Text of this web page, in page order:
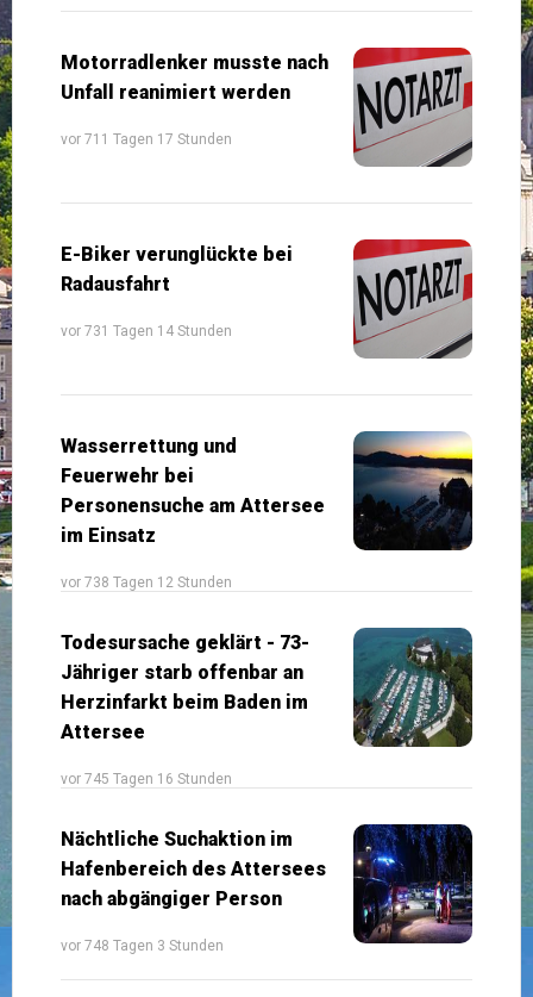
Motorradlenker musste nach
Unfall reanimiert werden
vor 711 Tagen 17 Stunden
E-Biker verunglückte bei
Radausfahrt
vor 731 Tagen 14 Stunden
Wasserrettung und
Feuerwehr bei
Personensuche am Attersee
im Einsatz
vor 738 Tagen 12 Stunden
Todesursache geklärt - 73-
Jähriger starb offenbar an
Herzinfarkt beim Baden im
Attersee
vor 745 Tagen 16 Stunden
Nächtliche Suchaktion im
Hafenbereich des Attersees
nach abgängiger Person
vor 748 Tagen 3 Stunden